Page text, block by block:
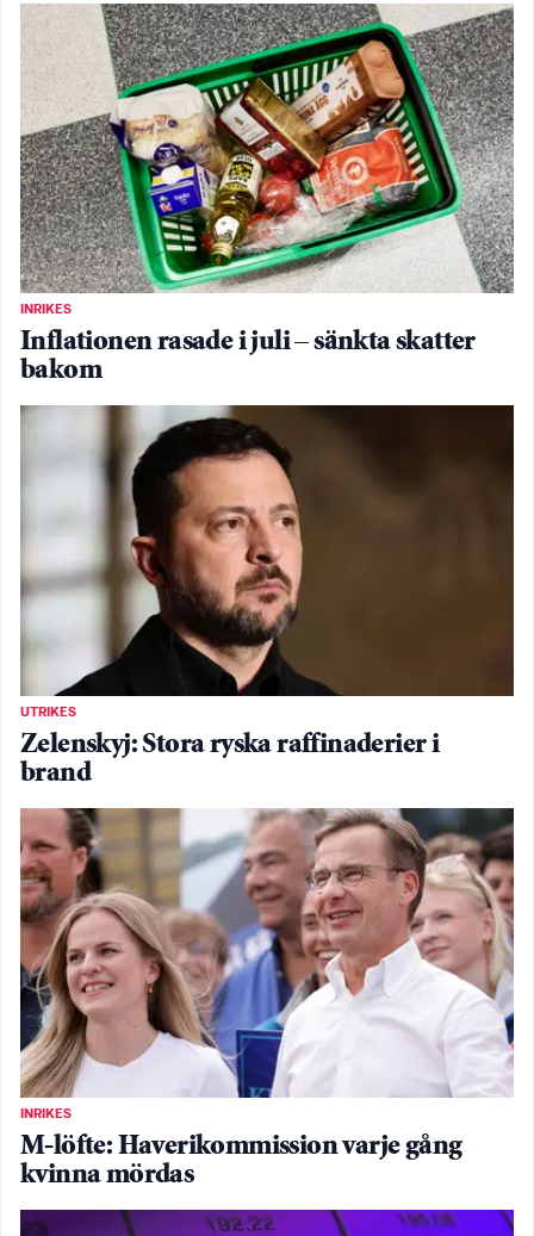
INRIKES
Inflationen rasade i juli – sänkta skatter
bakom
UTRIKES
Zelenskyj: Stora ryska raffinaderier i
brand
INRIKES
M-löfte: Haverikommission varje gång
kvinna mördas